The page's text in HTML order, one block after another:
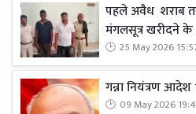
पहले अवैध शराब
मंगलसूत्र खरीदने के
25 May 2026
गन्ना नियंत्रण
09 May 2026